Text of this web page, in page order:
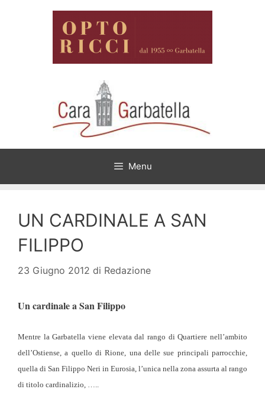
Menu
UN CARDINALE A SAN
FILIPPO
23 Giugno 2012 di Redazione
Un cardinale a San Filippo
Mentre la Garbatella viene elevata dal rango di Quartiere nell’ambito
dell’Ostiense, a quello di Rione, una delle sue principali parrocchie,
quella di San Filippo Neri in Eurosia, l’unica nella zona assurta al rango
di titolo cardinalizio, …..